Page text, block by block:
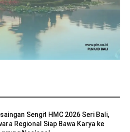
Sengit HMC 2026 Seri Bali,
Regional Siap Bawa Karya ke